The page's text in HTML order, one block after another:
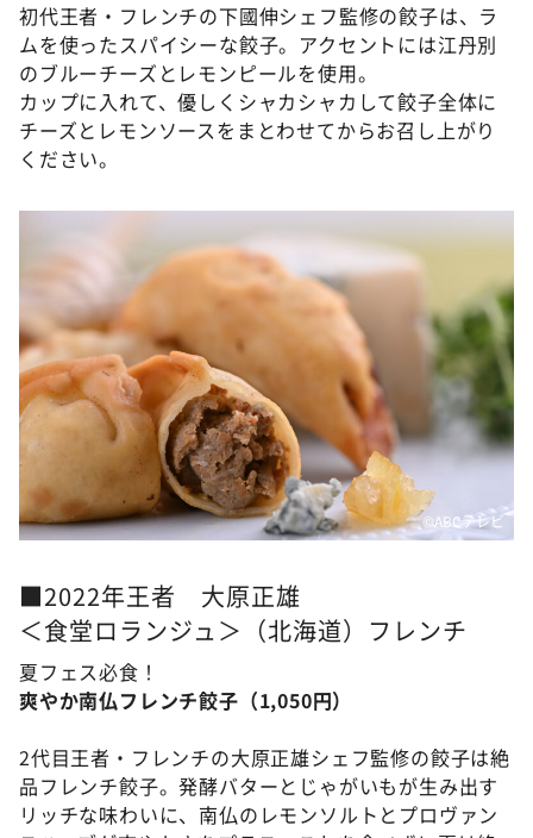
初代王者・フレンチの下國伸シェフ監修の餃子は、ラ
ムを使ったスパイシーな餃子。アクセントには江丹別
のブルーチーズとレモンピールを使用。
カップに入れて、優しくシャカシャカして餃子全体に
チーズとレモンソースをまとわせてからお召し上がり
ください。
©ABCテレビ
■2022年王者 大原正雄
＜食堂ロランジュ＞（北海道）フレンチ
夏フェス必食！
爽やか南仏フレンチ餃子（1,050円）
2代目王者・フレンチの大原正雄シェフ監修の餃子は絶
品フレンチ餃子。発酵バターとじゃがいもが生み出す
リッチな味わいに、南仏のレモンソルトとプロヴァン